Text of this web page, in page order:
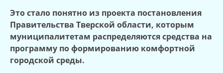
Это стало понятно из проекта постановления
Правительства Тверской области, которым
муниципалитетам распределяются средства на
программу по формированию комфортной
городской среды.